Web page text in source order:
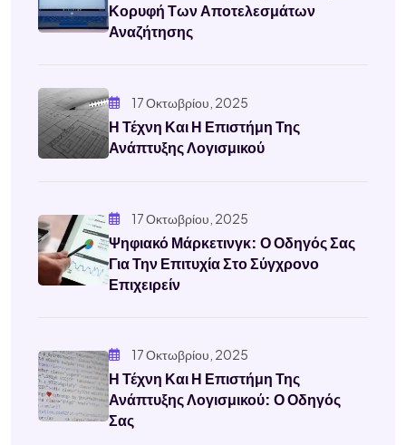
Κορυφή Των Αποτελεσμάτων
Αναζήτησης
17 Οκτωβρίου, 2025
Η Τέχνη Και Η Επιστήμη Της
Ανάπτυξης Λογισμικού
17 Οκτωβρίου, 2025
Ψηφιακό Μάρκετινγκ: Ο Οδηγός Σας
Για Την Επιτυχία Στο Σύγχρονο
Επιχειρείν
17 Οκτωβρίου, 2025
Η Τέχνη Και Η Επιστήμη Της
Ανάπτυξης Λογισμικού: Ο Οδηγός
Σας